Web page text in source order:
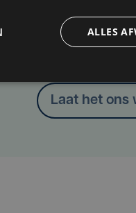
Taalfout
Laat het ons
ALLES